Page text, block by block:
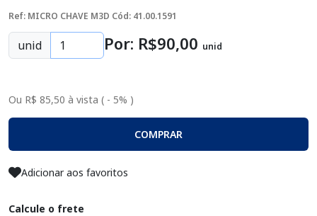
Ref: MICRO CHAVE M3D Cód: 41.00.1591
unid Por: R$90,00 unid
Ou R$ 85,50 à vista ( - 5% )
COMPRAR
Adicionar aos favoritos
Calcule o frete